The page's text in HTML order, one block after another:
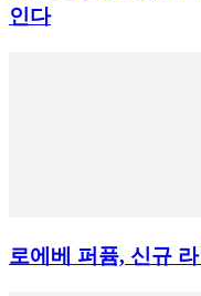
인다
로에베 퍼퓸, 신규